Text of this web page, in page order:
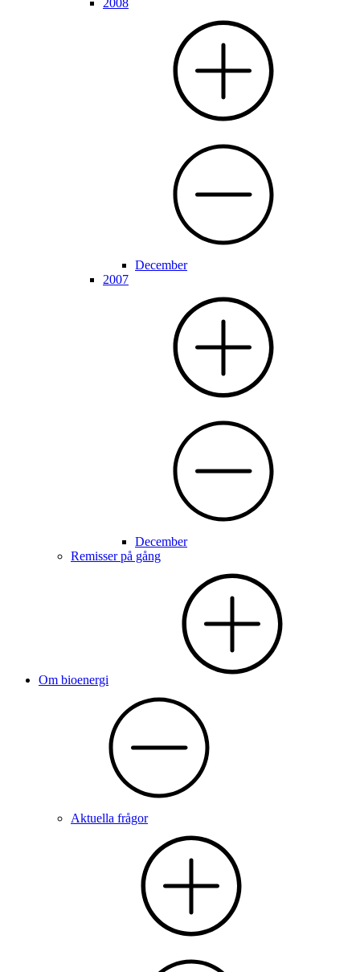
2008
December
2007
December
Remisser på gång
Om bioenergi
Aktuella frågor